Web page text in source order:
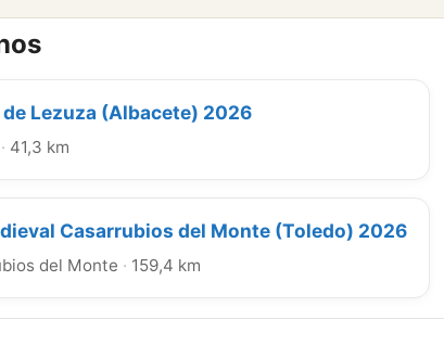
Lezuza (Albacete) 2026
· 41,3 km
Casarrubios del Monte (Toledo) 2026
del Monte · 159,4 km